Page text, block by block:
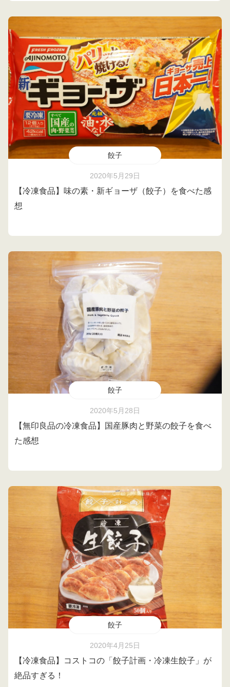
餃子
2020年5月29日
【冷凍食品】味の素・新ギョーザ（餃子）を食べた感
想
餃子
2020年5月28日
【無印良品の冷凍食品】国産豚肉と野菜の餃子を食べ
た感想
餃子
2020年4月25日
【冷凍食品】コストコの「餃子計画・冷凍生餃子」が
絶品すぎる！